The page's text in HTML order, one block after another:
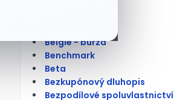
Belgie - burza
Benchmark
Beta
Bezkupónový dluhopis
Bezpodílové spoluvlastnictví